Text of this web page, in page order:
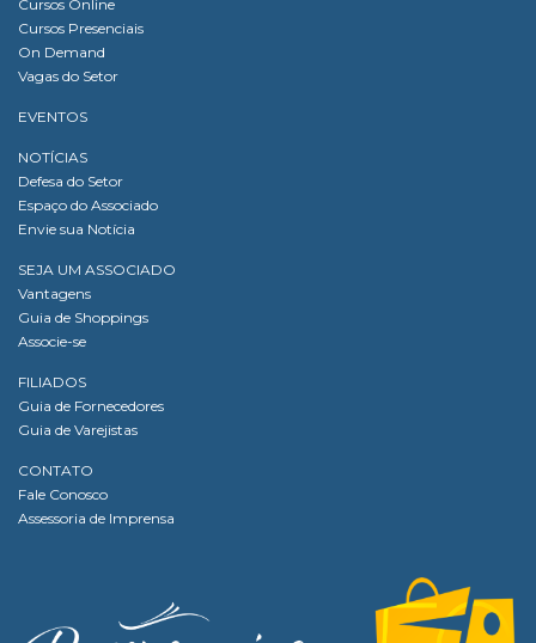
Cursos Online
Cursos Presenciais
On Demand
Vagas do Setor
EVENTOS
NOTÍCIAS
Defesa do Setor
Espaço do Associado
Envie sua Notícia
SEJA UM ASSOCIADO
Vantagens
Guia de Shoppings
Associe-se
FILIADOS
Guia de Fornecedores
Guia de Varejistas
CONTATO
Fale Conosco
Assessoria de Imprensa